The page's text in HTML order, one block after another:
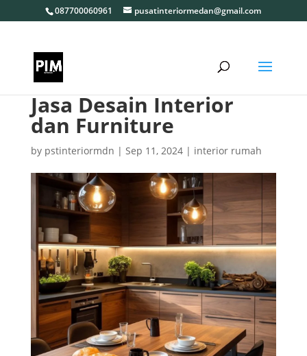
087700060961 pusatinteriormedan@gmail.com
Jasa Desain Interior
dan Furniture
by pstinteriormdn | Sep 11, 2024| interior rumah